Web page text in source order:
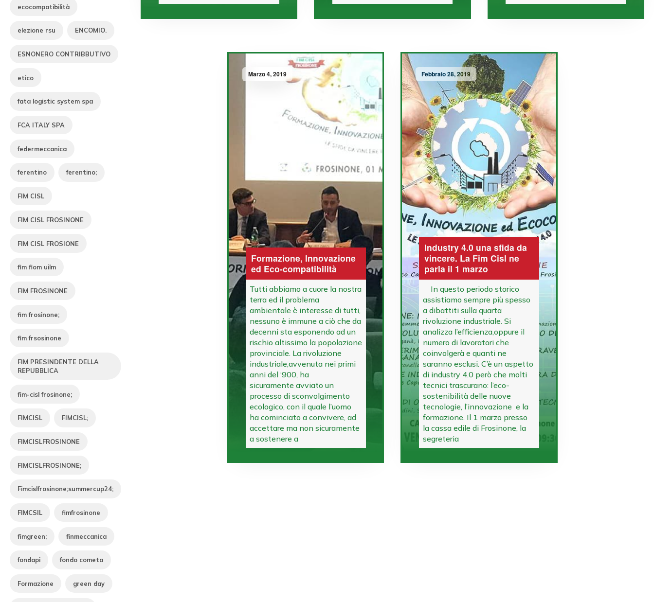
ecocompatibilità
elezione rsu ENCOMIO.
ESNONERO CONTRIBBUTIVO
etico
fata logistic system spa
FCA ITALY SPA
federmeccanica
ferentino ferentino;
FIM CISL
FIM CISL FROSINONE
FIM CISL FROSIONE
fim fiom uilm
FIM FROSINONE
fim frosinone;
fim frsosinone
FIM PRESINDENTE DELLA
REPUBBLICA
fim-cisl frosinone;
FIMCISL FIMCISL;
FIMCISLFROSINONE
FIMCISLFROSINONE;
Fimcislfrosinone;summercup24;
FIMCSIL fimfrosinone
fimgreen; finmeccanica
fondapi fondo cometa
Formazione green day
Marzo 4, 2019
Formazione, Innovazione
ed Eco-compatibilità
Tutti abbiamo a cuore la nostra
terra ed il problema
ambientale è interesse di tutti,
nessuno è immune a ciò che da
decenni sta esponendo ad un
rischio altissimo la popolazione
provinciale. La rivoluzione
industriale,avvenuta nei primi
anni del ‘900, ha
sicuramente avviato un
processo di sconvolgimento
ecologico, con il quale l’uomo
ha cominciato a convivere, ad
accettare ma non sicuramente
a sostenere a
Febbraio 28, 2019
Industry 4.0 una sfida da
vincere. La Fim Cisl ne
parla il 1 marzo
In questo periodo storico
assistiamo sempre più spesso
a dibattiti sulla quarta
rivoluzione industriale. Si
analizza l’efficienza,oppure il
numero di lavoratori che
coinvolgerà e quanti ne
saranno esclusi. C’è un aspetto
di industry 4.0 però che molti
tecnici trascurano: l’eco-
sostenibilità delle nuove
tecnologie, l’innovazione e la
formazione. Il 1 marzo presso
la cassa edile di Frosinone, la
segreteria